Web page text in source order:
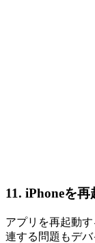
11. iPhoneを再
アプリを再起動
連する問題もデ